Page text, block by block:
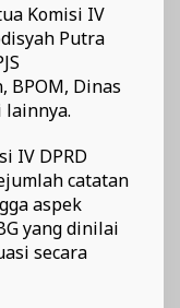
Komisi IV
Putra
BPOM, Dinas
lainnya.
IV DPRD
catatan
aspek
yang dinilai
secara